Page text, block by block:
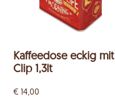
Kaffeedose eckig mit
Clip 1,3lt
€ 14,00